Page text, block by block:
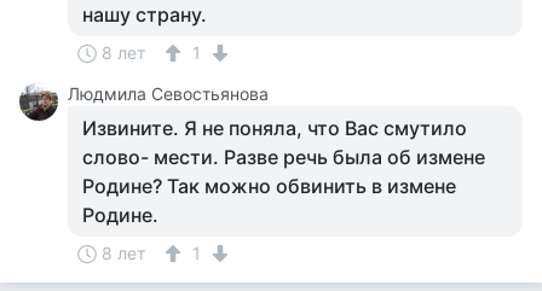
нашу страну.
8 лет
1
Людмила Севостьянова
Извините. Я не поняла, что Вас смутило
слово- мести. Разве речь была об измене
Родине? Так можно обвинить в измене
Родине.
8 лет 1